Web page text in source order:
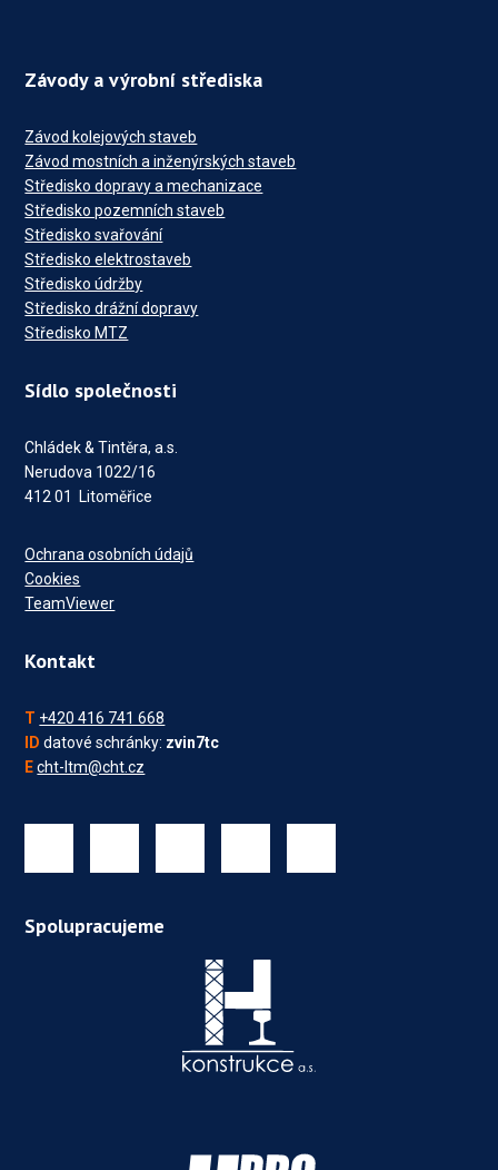
Závody a výrobní střediska
Závod kolejových staveb
Závod mostních a inženýrských staveb
Středisko dopravy a mechanizace
Středisko pozemních staveb
Středisko svařování
Středisko elektrostaveb
Středisko údržby
Středisko drážní dopravy
Středisko MTZ
Sídlo společnosti
Chládek & Tintěra, a.s.
Nerudova 1022/16
412 01 Litoměřice
Ochrana osobních údajů
Cookies
TeamViewer
Kontakt
T +420 416 741 668
ID datové schránky: zvin7tc
E cht-ltm@cht.cz
Spolupracujeme